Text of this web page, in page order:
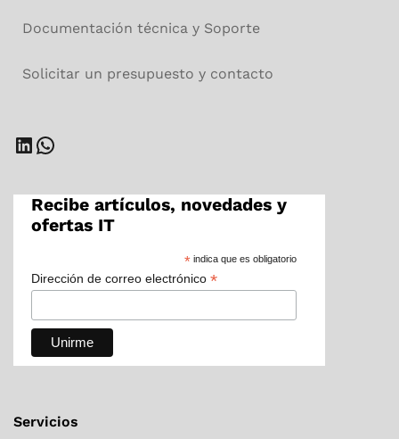
Documentación técnica y Soporte
Solicitar un presupuesto y contacto
LinkedIn
WhatsApp
Recibe artículos, novedades y
ofertas IT
*indica que es obligatorio
Dirección de correo electrónico *
Servicios